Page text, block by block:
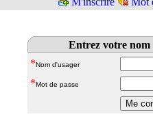
Entrez votre nom
*Nom d'usager
*Mot de passe